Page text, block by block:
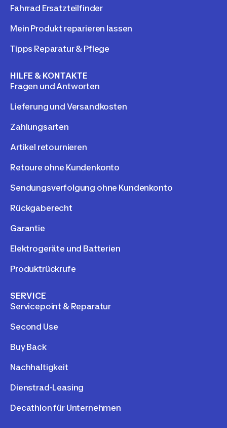
Fahrrad Ersatzteilfinder
Mein Produkt reparieren lassen
Tipps Reparatur & Pflege
HILFE & KONTAKTE
Fragen und Antworten
Lieferung und Versandkosten
Zahlungsarten
Artikel retournieren
Retoure ohne Kundenkonto
Sendungsverfolgung ohne Kundenkonto
Rückgaberecht
Garantie
Elektrogeräte und Batterien
Produktrückrufe
SERVICE
Servicepoint & Reparatur
Second Use
Buy Back
Nachhaltigkeit
Dienstrad-Leasing
Decathlon für Unternehmen